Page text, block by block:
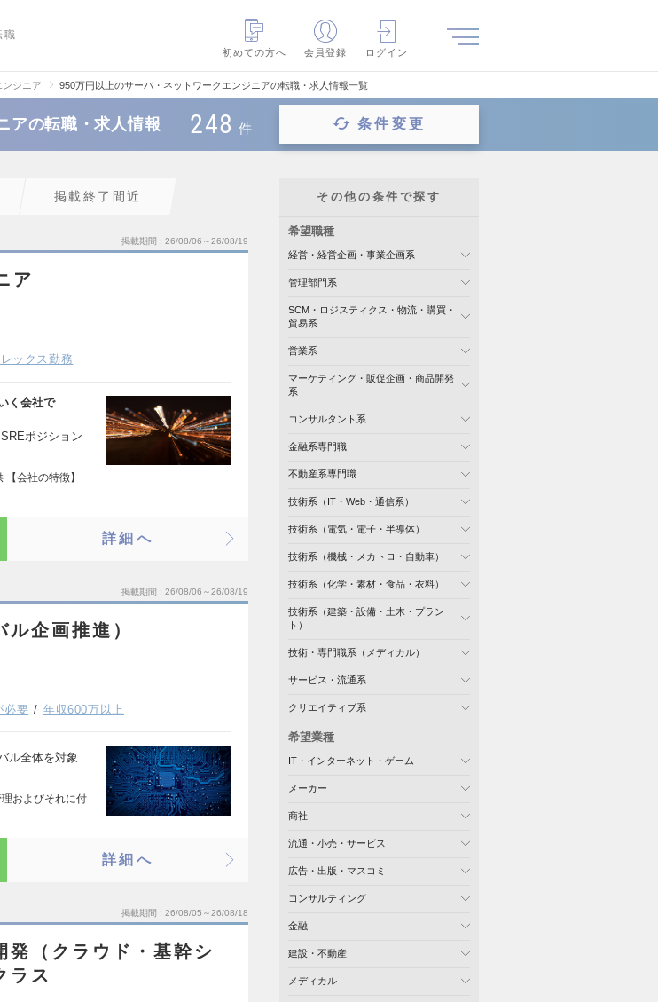
職
初めての方へ
会員登録 ログイン
ンジニア 950万円以上のサーバ・ネットワークエンジニアの転職・求人情報一覧
アの転職・求人情報 248 件 条件変更
掲載終了間近
掲載期間 26/08/06～26/08/19
ア
ックス勤務
く会社で
ポジション
会社の特徴】
詳細へ
掲載期間 26/08/06～26/08/19
企画推進）
必要 年収600万以上
ル全体を対象
およびそれに付
詳細へ
掲載期間 26/08/05～26/08/18
発（クラウド・基幹シ
ラス
その他の条件で探す
希望職種
経営・経営企画・事業企画系
管理部門系
SCM・ロジスティクス・物流・購買・
貿易系
営業系
マーケティング・販促企画・商品開発
系
コンサルタント系
金融系専門職
不動産系専門職
技術系（IT・Web・通信系）
技術系（電気・電子・半導体）
技術系（機械・メカトロ・自動車）
技術系（化学・素材・食品・衣料）
技術系（建築・設備・土木・プラン
ト）
技術・専門職系（メディカル）
サービス・流通系
クリエイティブ系
希望業種
IT・インターネット・ゲーム
メーカー
商社
流通・小売・サービス
広告・出版・マスコミ
コンサルティング
金融
建設・不動産
メディカル